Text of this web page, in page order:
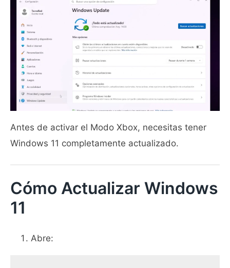
Antes de activar el Modo Xbox, necesitas tener
Windows 11 completamente actualizado.
Cómo Actualizar Windows
11
Abre: